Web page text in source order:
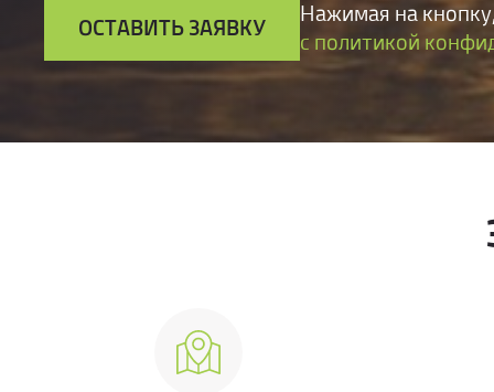
Экскаватор
ОСТАВИТЬ ЗАЯВКУ
Нажимая на
с политикой